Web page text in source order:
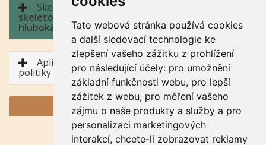
Tato webová stránka používá cookies
a další sledovací technologie ke
zlepšení vašeho zážitku z prohlížení
pro následující účely: pro umožnění
základní funkčnosti webu, pro lepší
zážitek z webu, pro měření vašeho
zájmu o naše produkty a služby a pro
personalizaci marketingových
interakcí, chcete-li zobrazovat reklamy
Skeletovitost a hloubka půdy:
skeletovitá / půda hluboká, půda středně
hluboká
Aplikace BPEJ v rámci Společné zemědělské
politiky
GENERUJ PDF